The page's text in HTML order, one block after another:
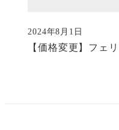
【価格変更】フェ
投稿日
2024年8月1日